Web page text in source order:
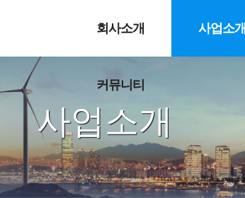
회사소개 사업소개
커뮤니티
사업소개